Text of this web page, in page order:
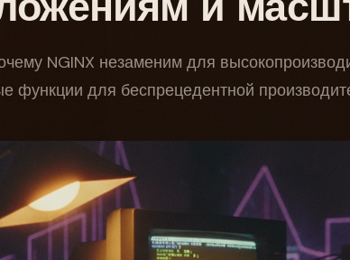
NGINX незаменим для
функции для беспрецедентной